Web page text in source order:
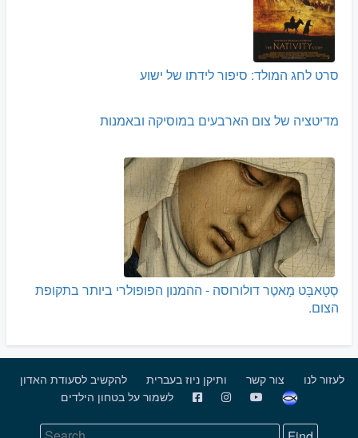
סרט לחג המולד: סיפור לידתו של ישוע
מדיטציה של צום הארבעים במוסיקה ובאמנות
סְטָאבָּט מָאטֶר דולורוסה - ההמנון הפופולרי ביותר בתקופת
הצום.
לעזור לנו צור קשר ותיקן ניוז בעברית
להקשיב לסעודת האדון
לשמור על בטחון הילדים